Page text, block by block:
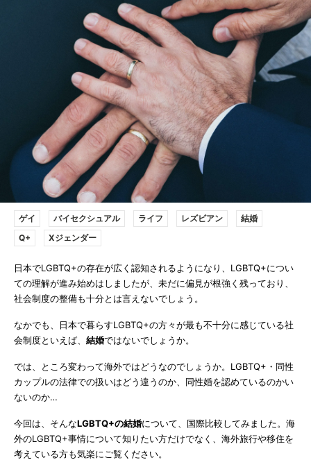
ゲイ バイセクシュアル ライフ レズビアン
結婚
Q+
Xジェンダー
日本でLGBTQ+の存在が広く認知されるようになり、LGBTQ+につい
ての理解が進み始めはしましたが、未だに偏見が根強く残っており、
社会制度の整備も十分とは言えないでしょう。
なかでも、日本で暮らすLGBTQ+の方々が最も不十分に感じている社
会制度といえば、 結婚ではないでしょうか。
では、ところ変わって海外ではどうなのでしょうか。LGBTQ+・同性
カップルの法律での扱いはどう違うのか、同性婚を認めているのかい
ないのか…
今回は、そんなLGBTQ+の結婚について、国際比較してみました。海
外のLGBTQ+事情について知りたい方だけでなく、海外旅行や移住を
考えている方も気楽にご覧ください。